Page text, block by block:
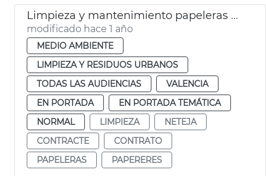
Limpieza y mantenimiento papeleras València
modificado hace 1 año
MEDIO AMBIENTE
LIMPIEZA Y RESIDUOS URBANOS
TODAS LAS AUDIENCIAS
VALENCIA
EN PORTADA
EN PORTADA TEMÁTICA
NORMAL
LIMPIEZA
NETEJA
CONTRACTE
CONTRATO
PAPELERAS
PAPERERES